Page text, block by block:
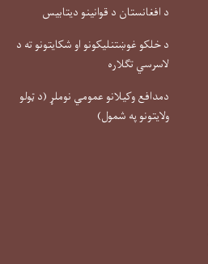
د افغانستان د قوانینو دیتابیس
د خلکو غوښتنلیکونو او شکایتونو ته د
لاسرسي تګلاره
دمدافع وکیلانو عمومي نوملړ (د ټولو
ولایتونو په شمول)